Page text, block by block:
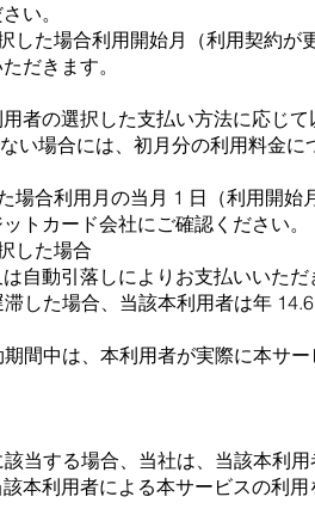
い。
した場合利⽤開始⽉（利⽤契約
だきます。
者の選択した⽀払い⽅法に応じ
い場合には、初⽉分の利⽤料⾦
場合利⽤⽉の当⽉ 1 ⽇（利⽤開
トカード会社にご確認ください。
した場合
⾃動引落しによりお⽀払いいただ
した場合、当該本利⽤者は年
間中は、本利⽤者が実際に本サ
当する場合、当社は、当該本利
本利⽤者による本サービスの利